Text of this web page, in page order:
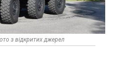
з відкритих джерел